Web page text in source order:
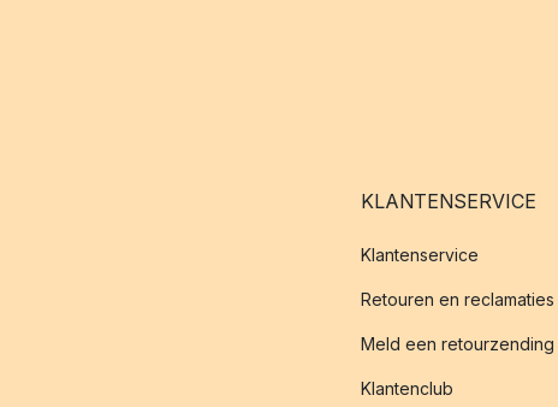
KLANTENSERVICE
Klantenservice
Retouren en reclamaties
Meld een retourzending
Klantenclub